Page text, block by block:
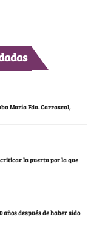
María Fda. Carrascal,
criticar la puerta por la que
después de haber sido